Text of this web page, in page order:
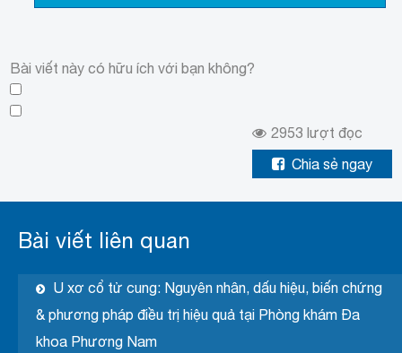
Bài viết này có hữu ích với bạn không?
2953 lượt đọc
Chia sẻ ngay
Bài viết liên quan
U xơ cổ tử cung: Nguyên nhân, dấu hiệu, biến chứng
& phương pháp điều trị hiệu quả tại Phòng khám Đa
khoa Phương Nam